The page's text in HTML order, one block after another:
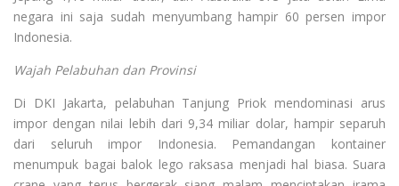
negara ini saja sudah menyumbang hampir 60 persen impor
Indonesia.
Wajah Pelabuhan dan Provinsi
Di DKI Jakarta, pelabuhan Tanjung Priok mendominasi arus
impor dengan nilai lebih dari 9,34 miliar dolar, hampir separuh
dari seluruh impor Indonesia. Pemandangan kontainer
menumpuk bagai balok lego raksasa menjadi hal biasa. Suara